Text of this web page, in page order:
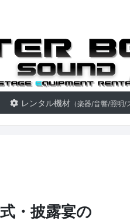
・楽器レンタ
レンタル機材 （楽器/音響/照明/
・披露宴の